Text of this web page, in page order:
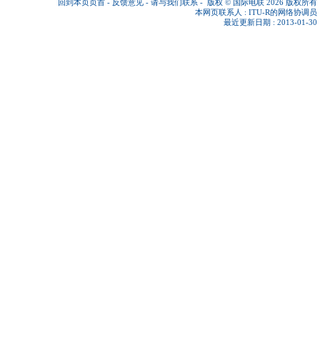
回到本页页首 - 反馈意见 - 请与我们联系 - 版权 © 国际电联 2026 版权所有
本网页联系人 : ITU-R的网络协调员
最近更新日期 : 2013-01-30